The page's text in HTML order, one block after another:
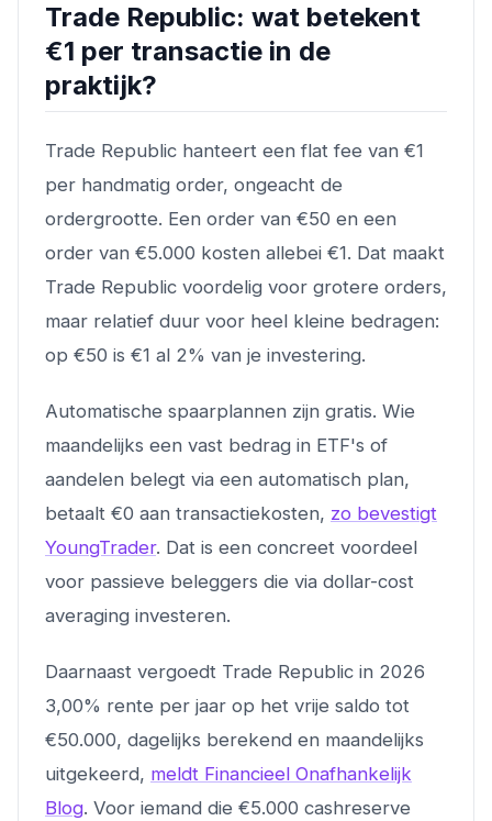
Trade Republic: wat betekent
€1 per transactie in de
praktijk?
Trade Republic hanteert een flat fee van €1
per handmatig order, ongeacht de
ordergrootte. Een order van €50 en een
order van €5.000 kosten allebei €1. Dat maakt
Trade Republic voordelig voor grotere orders,
maar relatief duur voor heel kleine bedragen:
op €50 is €1 al 2% van je investering.
Automatische spaarplannen zijn gratis. Wie
maandelijks een vast bedrag in ETF's of
aandelen belegt via een automatisch plan,
betaalt €0 aan transactiekosten, zo bevestigt
YoungTrader. Dat is een concreet voordeel
voor passieve beleggers die via dollar-cost
averaging investeren.
Daarnaast vergoedt Trade Republic in 2026
3,00% rente per jaar op het vrije saldo tot
€50.000, dagelijks berekend en maandelijks
uitgekeerd, meldt Financieel Onafhankelijk
Blog. Voor iemand die €5.000 cashreserve